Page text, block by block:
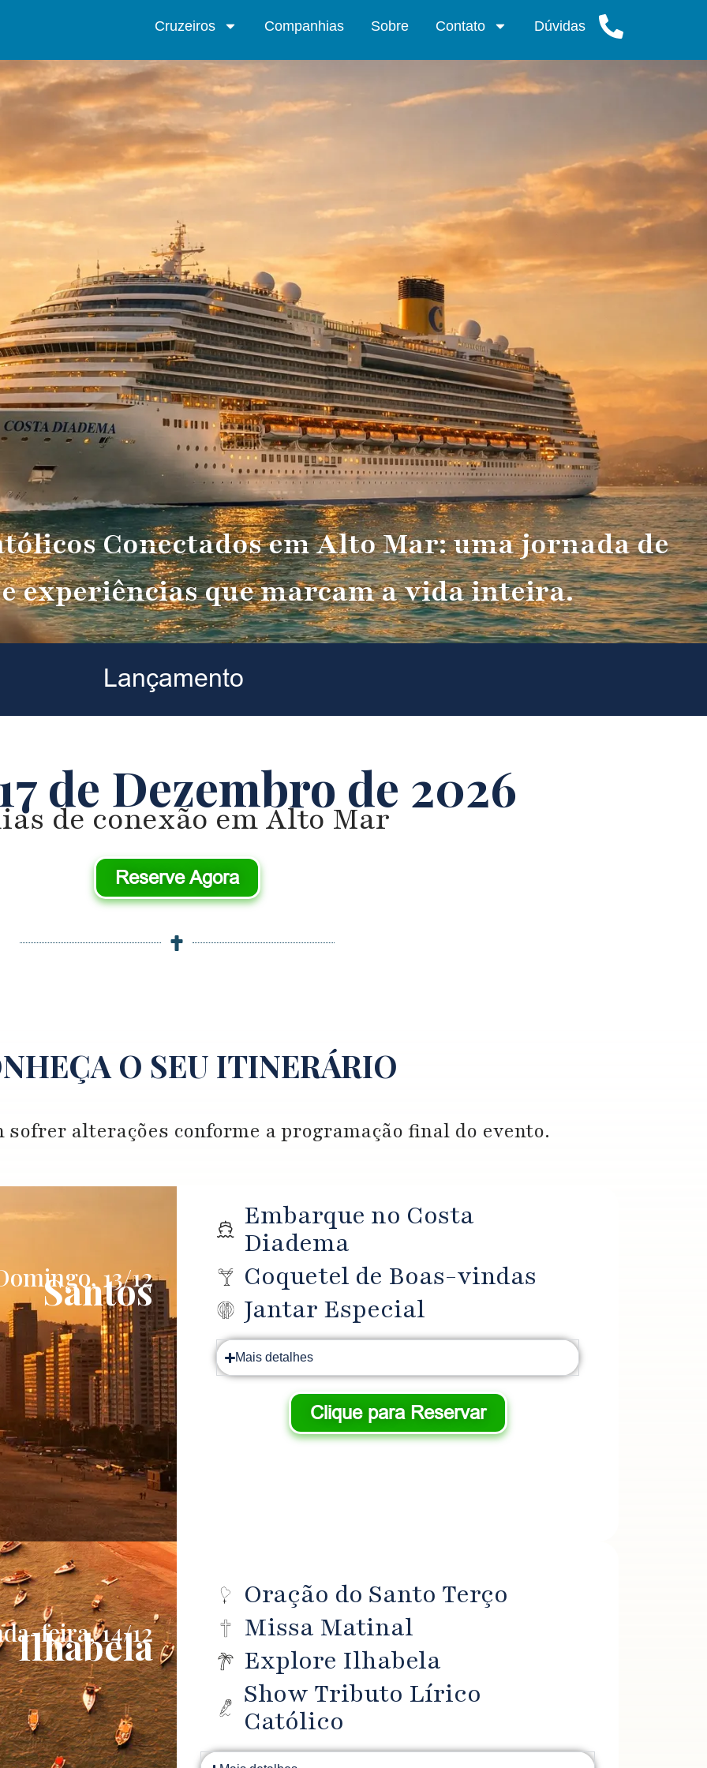
Cruzeiros Companhias Sobre Contato Dúvidas
Conectados em Alto Mar: uma jornada de
experiências que marcam a vida inteira.
Lançamento
de Dezembro de 2026
de conexão em Alto Mar
Reserve Agora
O SEU ITINERÁRIO
sofrer alterações conforme a programação final do evento.
13/12
Santos
Embarque no Costa
Diadema
Coquetel de Boas-vindas
Jantar Especial
Mais detalhes
Clique para Reservar
feira, 14/12
Ilhabela
Oração do Santo Terço ​
Missa Matinal​
Explore Ilhabela​
Show Tributo Lírico
Católico​